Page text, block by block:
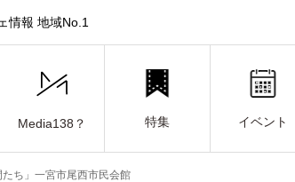
情報 地域No.1
Media138？ 特集 イベント
ち」一宮市尾西市民会館